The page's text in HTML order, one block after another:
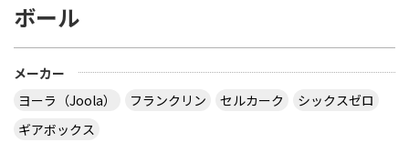
ボール
メーカー
ヨーラ（Joola）
フランクリン セルカーク
シックスゼロ
ギアボックス